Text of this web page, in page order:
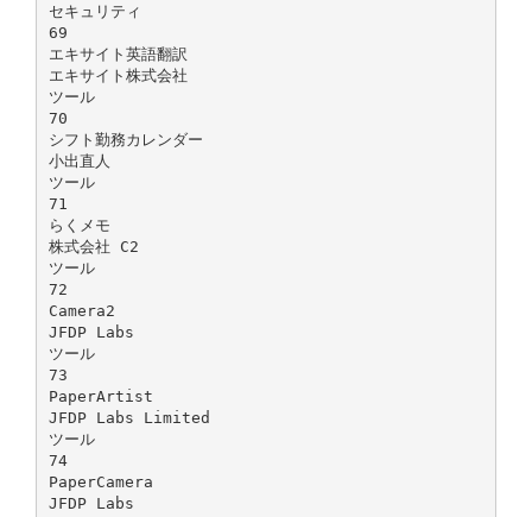
セキュリティ
69
エキサイト英語翻訳
エキサイト株式会社
ツール
70
シフト勤務カレンダー
小出直人
ツール
71
らくメモ
株式会社 C2
ツール
72
Camera2
JFDP Labs
ツール
73
PaperArtist
JFDP Labs Limited
ツール
74
PaperCamera
JFDP Labs